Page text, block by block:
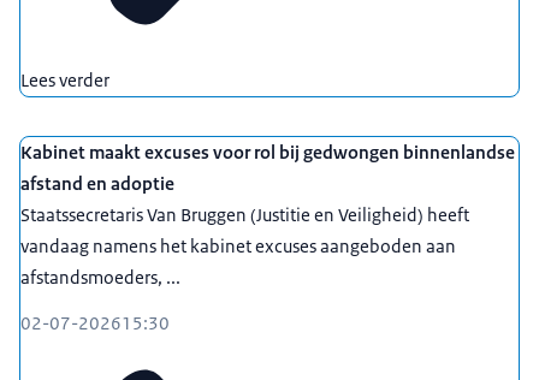
Lees verder
Kabinet maakt excuses voor rol bij gedwongen binnenlandse
afstand en adoptie
Staatssecretaris Van Bruggen (Justitie en Veiligheid) heeft
vandaag namens het kabinet excuses aangeboden aan
afstandsmoeders, ...
02-07-202615:30